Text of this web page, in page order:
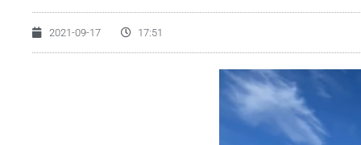
2021-09-17 17:51